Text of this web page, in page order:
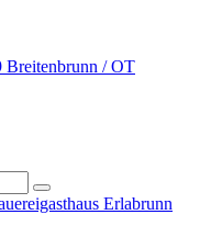
Breitenbrunn / OT